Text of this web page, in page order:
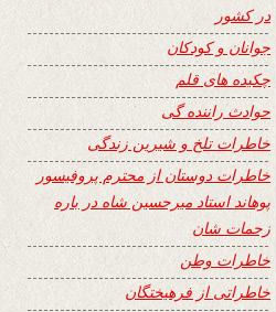
در کشور
جوانان و کودکان
چکیده های قلم
حوادث راننده گی
خاطرات تلخ و شیرین زندگی
خاطرات دوستان از محترم پروفیسور
پوهاند استاد میرحسین شاه در باره
زحمات شان
خاطرات وطن
خاطراتی از فرهیختگان